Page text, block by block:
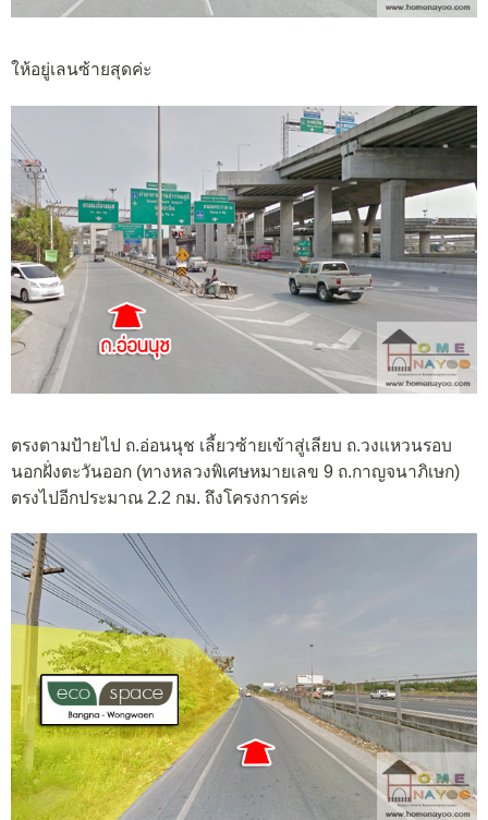
ให้อยู่เลนซ้ายสุดค่ะ
ตรงตามป้ายไป ถ.อ่อนนุช เลี้ยวซ้ายเข้าสู่เลียบ ถ.วงแหวนรอบ
นอกฝั่งตะวันออก (ทางหลวงพิเศษหมายเลข 9 ถ.กาญจนาภิเษก)
ตรงไปอีกประมาณ 2.2 กม. ถึงโครงการค่ะ